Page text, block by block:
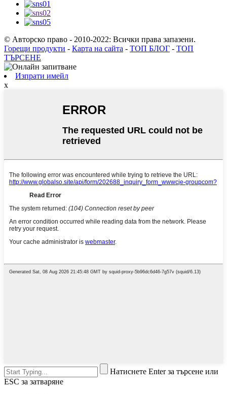
© Авторско право - 2010-2022: Всички права запазени.
Горещи продукти - Карта на сайта - ТОП БЛОГ - ТОП
ТЪРСЕНЕ
Изпрати имейл
x
Натиснете Enter за търсене или
ESC за затваряне